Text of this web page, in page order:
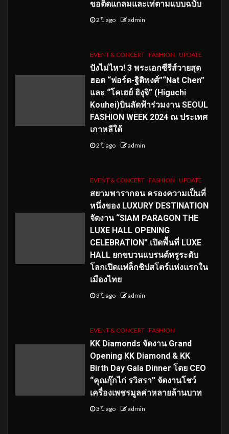
ขอติดแกลมและเท่ตามแบบฉบับ
2 ปี ago admin
EVENT & CONCERT FASHION UPDATE
ปังไม่ไหว! 3 พระเอกซีรีส์วายสุด
ฮอต “ฟอร์ด-ฐิติพงศ์”“Nat Chen”
และ “โคเฮย์ ฮิงุจิ” (Higuchi
Kouhei)บินลัดฟ้าร่วมงาน SEOUL
FASHION WEEK 2024 ณ ประเทศ
เกาหลีใต้
2 ปี ago admin
EVENT & CONCERT FASHION UPDATE
สยามพารากอน ครองความเป็นที่
หนึ่งของ LUXURY DESTINATION
จัดงาน “SIAM PARAGON THE
LUXE HALL OPENING
CELEBRATION” เปิดพื้นที่ LUXE
HALL ยกขบวนแบรนด์หรูระดับ
โลกเปิดแฟล็กชิปสโตร์แห่งแรกใน
เมืองไทย
3 ปี ago admin
EVENT & CONCERT FASHION
KK Diamonds จัดงาน Grand
Opening KK Diamond & KK
Birth Day Gala Dinner โดย CEO
“คุณกุ๊กไก่ รวิสรา” จัดงานโชว์
เครื่องเพชรมูลค่าหลายล้านบาท
3 ปี ago admin